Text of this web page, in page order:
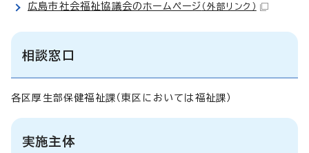
広島市社会福祉協議会のホームページ （外部リンク）
相談窓口
各区厚生部保健福祉課（東区においては福祉課）
実施主体